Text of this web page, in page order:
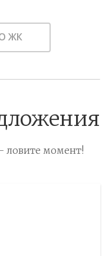
ЖК
ловите момент!